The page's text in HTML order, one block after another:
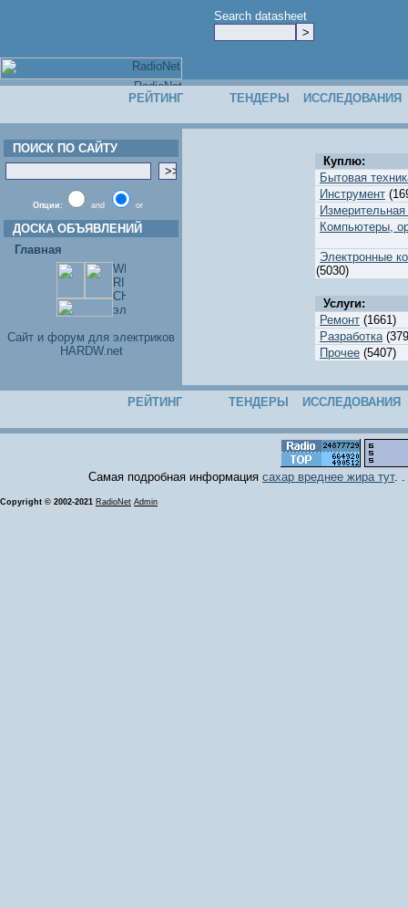
Search datasheet
РЕЙТИНГ ТЕНДЕРЫ ИССЛЕДОВАНИЯ
ПОИСК ПО САЙТУ
Опции: and or
ДОСКА ОБЪЯВЛЕНИЙ
Главная
Cайт и форум для электриков
HARDW.net
Куплю:
Бытовая
Инструмент
Измерительная
Компьютеры,
Электронные
(5030)
Услуги:
Ремонт (1661)
Разработка
Прочее (5407)
РЕЙТИНГ ТЕНДЕРЫ ИССЛЕДОВАНИЯ
Самая подробная информация сахар вреднее жира тут. .
Copyright © 2002-2021 RadioNet Admin